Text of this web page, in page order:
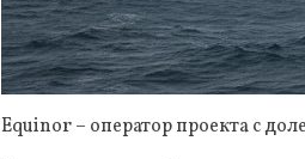
Equinor – оператор проекта с